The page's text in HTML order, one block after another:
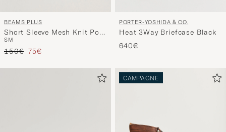
BEAMS PLUS
Short Sleeve Mesh Knit Polo
Navy
SM
Reguliere prijs
150€ Verlaagd prijs
75€
PORTER-YOSHIDA & CO.
Heat 3Way Briefcase Black
640€
CAMPAGNE